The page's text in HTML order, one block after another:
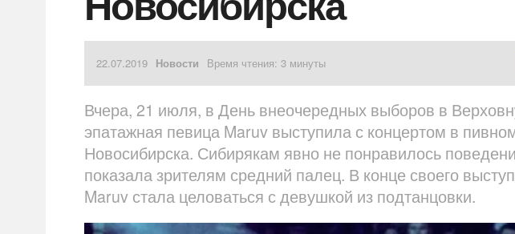
22.07.2019 Новости Время чтения: 3 минуты
Вчера, 21 июля, в День внеочередных выборов в
эпатажная певица Maruv выступила с концертом в
Новосибирска. Сибирякам явно не понравилось
показала зрителям средний палец. В конце своего
Maruv стала целоваться с девушкой из подтанцовки.